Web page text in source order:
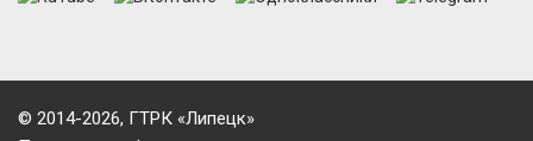
© 2014-2026, ГТРК «Липецк»